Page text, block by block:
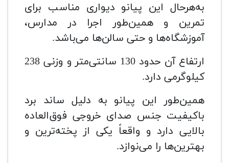
به‌هرحال این پیانو دیواری مناسب برای
تمرین و همین‌طور اجرا در مدارس،
آموزشگاه‌ها و حتی سالن‌ها می‌باشد.
ارتفاع آن حدود 130 سانتی‌متر و وزنی 238
کیلوگرمی دارد.
همین‌طور این پیانو به دلیل ساند برد
باکیفیت جنس صدای خروجی فوق‌العاده
بالایی دارد و واقعاً یکی از پخته‌ترین و
بهترین‌ها را می‌نوازد.